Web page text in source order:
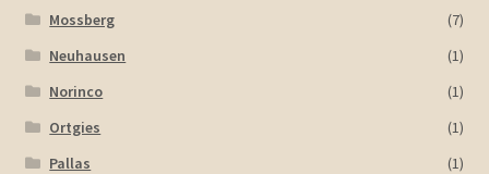
Mossberg
(7)
Neuhausen
(1)
Norinco
(1)
Ortgies
(1)
Pallas
(1)